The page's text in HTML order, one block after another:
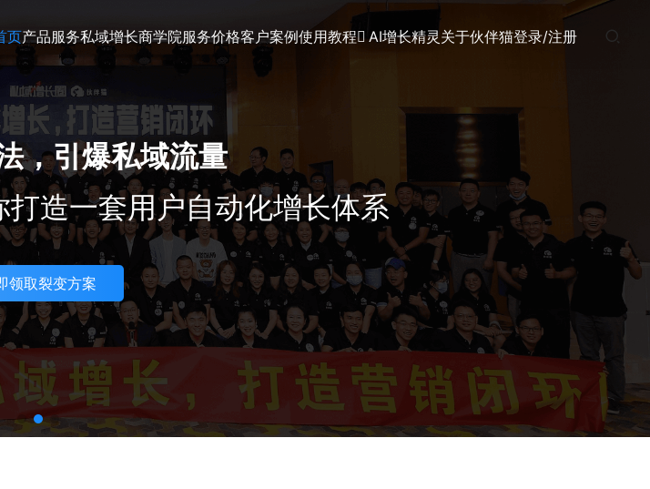
页产品服务私域增长商学院服务价格客户案例使用教程 AI增长精灵关于伙伴猫登录/注册
，引爆私域流量
造一套用户自动化增长体系
领取裂变方案